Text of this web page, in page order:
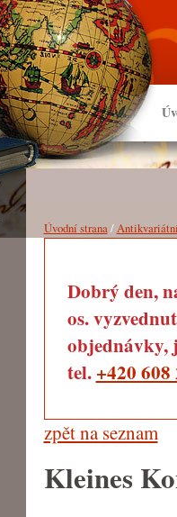
Úvodní strana/
Dobrý den,
os.
objednávky,
tel. +420 608
zpět na seznam
Kleines